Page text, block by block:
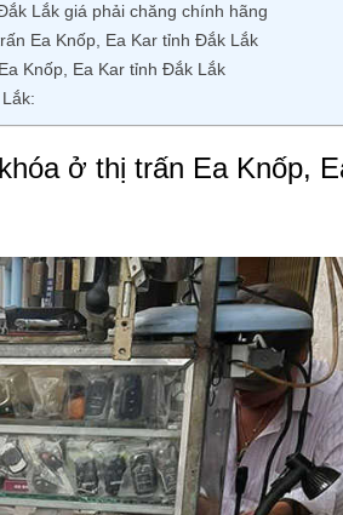
Lắk giá phải chăng chính hãng
Ea Knốp, Ea Kar tỉnh Đắk Lắk
Knốp, Ea Kar tỉnh Đắk Lắk
ở thị trấn Ea Knốp,